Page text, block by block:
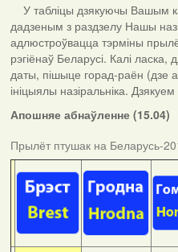
У табліцы дзякуючы Вашым
дадзеным з раздзелу Нашы
адлюстроўвацца тэрміны
рэгіёнаў Беларусі. Калі ласка,
даты, пішыце горад-раён (дзе
ініцыялы назіральніка.
Апошняе абнаўленне (15.04)
Прылёт птушак на Беларусь-